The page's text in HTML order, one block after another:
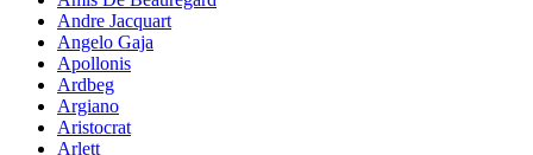
Andre Jacquart
Angelo Gaja
Apollonis
Ardbeg
Argiano
Aristocrat
Arlett